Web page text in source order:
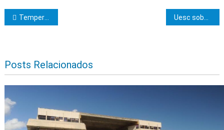
Navegação de Post
Temperaturas elevadas atingem cidades baianas
Posts Relacionados